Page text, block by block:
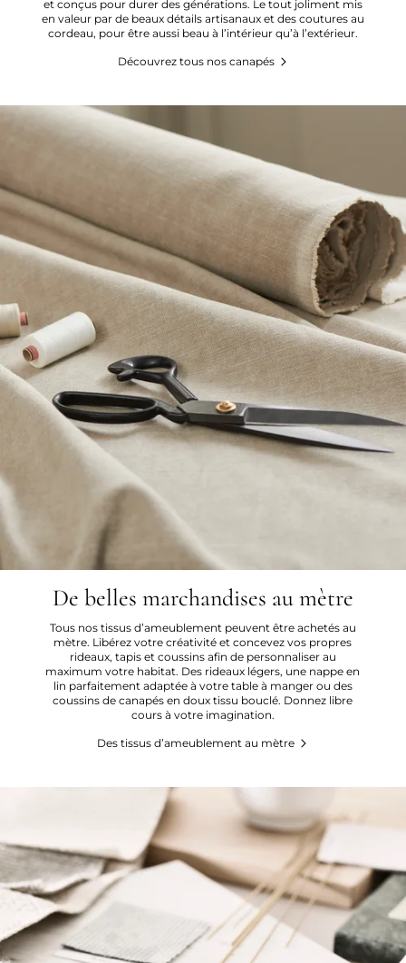
et conçus pour durer des générations. Le tout joliment mis
en valeur par de beaux détails artisanaux et des coutures au
cordeau, pour être aussi beau à l’intérieur qu’à l’extérieur.
Découvrez tous nos canapés
De belles marchandises au mètre
Tous nos tissus d’ameublement peuvent être achetés au
mètre. Libérez votre créativité et concevez vos propres
rideaux, tapis et coussins afin de personnaliser au
maximum votre habitat. Des rideaux légers, une nappe en
lin parfaitement adaptée à votre table à manger ou des
coussins de canapés en doux tissu bouclé. Donnez libre
cours à votre imagination.
Des tissus d’ameublement au mètre